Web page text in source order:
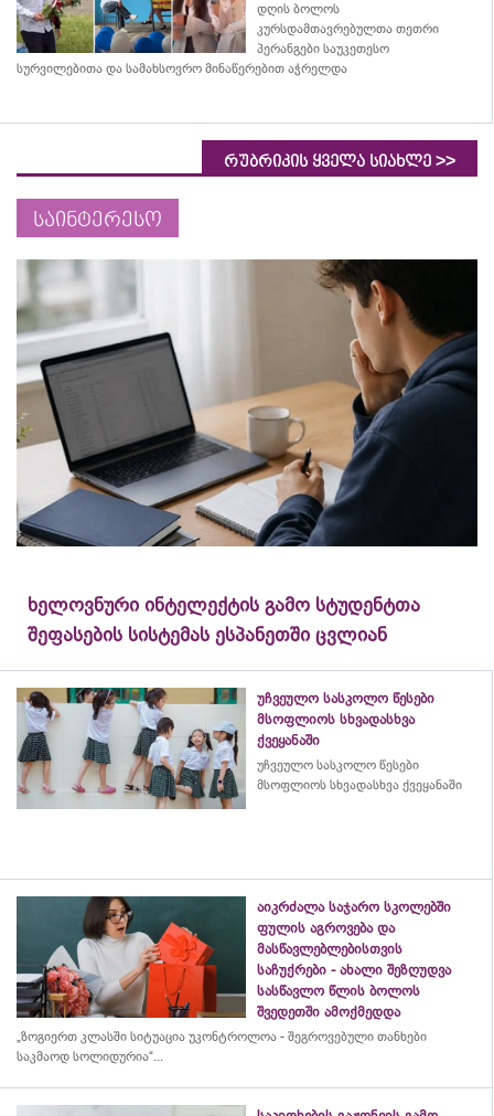
დღის ბოლოს
კურსდამთავრებულთა თეთრი
პერანგები საუკეთესო
სურვილებითა და სამახსოვრო მინაწერებით აჭრელდა
რუბრიკის ყველა სიახლე >>
საინტერესო
ხელოვნური ინტელექტის გამო სტუდენტთა
შეფასების სისტემას ესპანეთში ცვლიან
უჩვეულო სასკოლო წესები
მსოფლიოს სხვადასხვა
ქვეყანაში
უჩვეულო სასკოლო წესები
მსოფლიოს სხვადასხვა ქვეყანაში
აიკრძალა საჯარო სკოლებში
ფულის აგროვება და
მასწავლებლებისთვის
საჩუქრები - ახალი შეზღუდვა
სასწავლო წლის ბოლოს
შვედეთში ამოქმედდა
„ზოგიერთ კლასში სიტუაცია უკონტროლოა - შეგროვებული თანხები
საკმაოდ სოლიდურია“...